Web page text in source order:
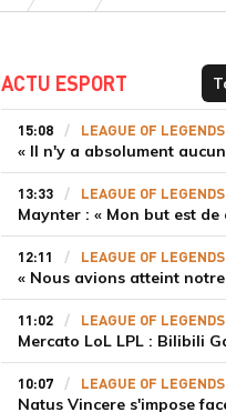
ACTU ESPORT
15:08 LEAGUE OF LEGENDS
13:33 LEAGUE OF LEGENDS
12:11 LEAGUE OF LEGENDS
11:02 LEAGUE OF LEGENDS
10:07 LEAGUE OF LEGENDS